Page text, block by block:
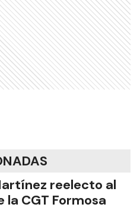
reelecto al
la CGT Formosa